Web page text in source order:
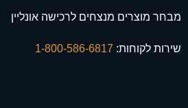
מבחר מוצרים מנצחים לרכישה אונליין
שירות לקוחות: